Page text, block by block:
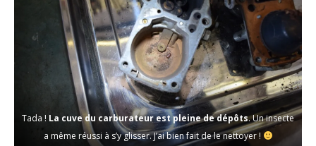
Tada ! La cuve du carburateur est pleine de dépôts. Un insecte
a même réussi à s’y glisser. J’ai bien fait de le nettoyer !